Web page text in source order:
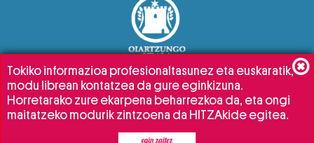
Tokiko informazioa profesionaltasunez eta euskaratik,
modu librean kontatzea da gure eginkizuna.
Horretarako zure ekarpena beharrezkoa da, eta ongi
maitatzeko modurik zintzoena da HITZAkide egitea.